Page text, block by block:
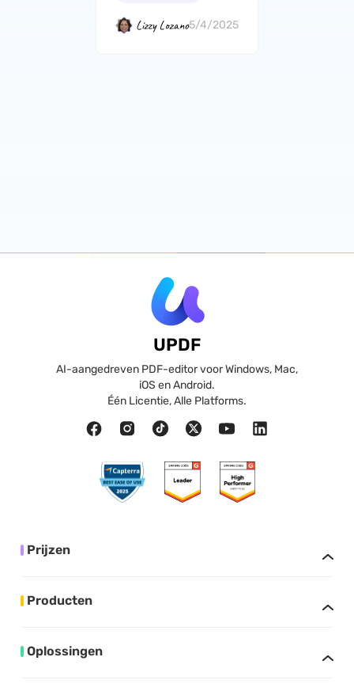
Lizzy Lozano5/4/2025
UPDF
AI-aangedreven PDF-editor voor Windows, Mac,
iOS en Android.
Één Licentie, Alle Platforms.
Prijzen
Producten
Oplossingen